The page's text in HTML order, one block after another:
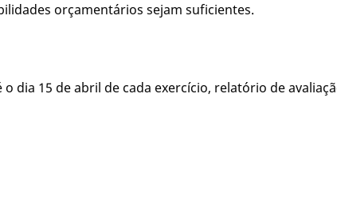
orçamentários sejam suficientes.
dia 15 de abril de cada exercício, relatório de